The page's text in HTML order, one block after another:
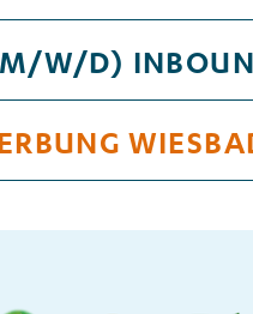
W/D)